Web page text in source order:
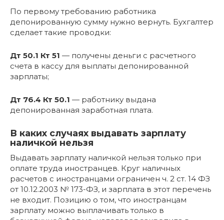
По первому требованию работника
депонированную сумму нужно вернуть. Бухгалтер
сделает такие проводки:
Дт 50.1 Кт 51 — получены деньги с расчетного
счета в кассу для выплаты депонированной
зарплаты;
Дт 76.4 Кт 50.1 — работнику выдана
депонированная заработная плата.
В каких случаях выдавать зарплату
наличкой нельзя
Выдавать зарплату наличкой нельзя только при
оплате труда иностранцев. Круг наличных
расчетов с иностранцами ограничен ч. 2 ст. 14 ФЗ
от 10.12.2003 № 173-ФЗ, и зарплата в этот перечень
не входит. Позицию о том, что иностранцам
зарплату можно выплачивать только в